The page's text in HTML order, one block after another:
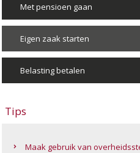
Met pensioen gaan
Eigen zaak starten
Belasting betalen
Tips
Maak gebruik van